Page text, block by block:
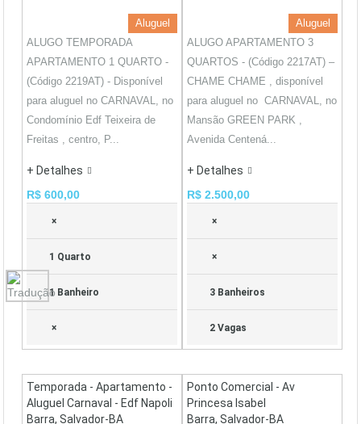
Aluguel
ALUGO TEMPORADA
APARTAMENTO 1 QUARTO -
(Código 2219AT) - Disponível
para aluguel no CARNAVAL, no
Condomínio Edf Teixeira de
Freitas , centro, P...
+ Detalhes
R$ 600,00
×
1 Quarto
1 Banheiro
×
Aluguel
ALUGO APARTAMENTO 3
QUARTOS - (Código 2217AT) –
CHAME CHAME , disponível
para aluguel no CARNAVAL, no
Mansão GREEN PARK ,
Avenida Centená...
+ Detalhes
R$ 2.500,00
×
×
3 Banheiros
2 Vagas
Temporada - Apartamento -
Aluguel Carnaval - Edf Napoli
Barra, Salvador-BA
Ponto Comercial - Av
Princesa Isabel
Barra, Salvador-BA